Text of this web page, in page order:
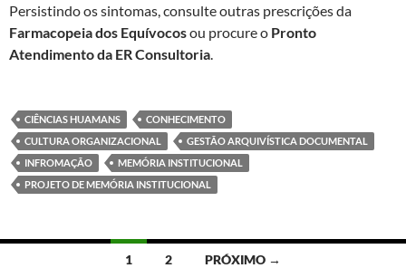
Persistindo os sintomas, consulte outras prescrições da
Farmacopeia dos Equívocosou procure o Pronto
Atendimento da ER Consultoria
CIÊNCIAS HUAMANS
CONHECIMENTO
CULTURA ORGANIZACIONAL
GESTÃO ARQUIVÍSTICA DOCUMENTAL
INFROMAÇÃO
MEMÓRIA INSTITUCIONAL
PROJETO DE MEMÓRIA INSTITUCIONAL
1 2 PRÓXIMO →